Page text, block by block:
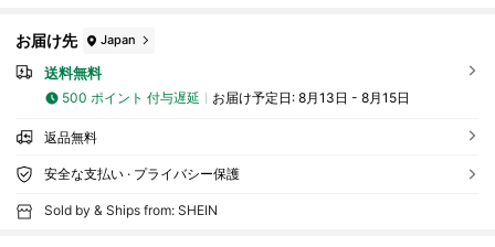
お届け先 Japan
送料無料
500 ポイント 付与遅延 お届け予定日: 8月13日 - 8月15日
返品無料
安全な支払い · プライバシー保護
Sold by & Ships from: SHEIN